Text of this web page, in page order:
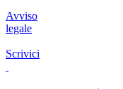
Avviso
legale
Scrivici